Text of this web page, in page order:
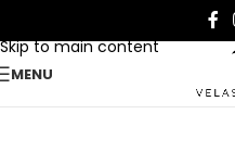
Skip to main content
MENU